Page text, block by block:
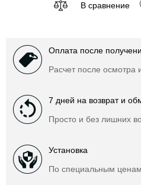
В сравнение
Оплата после
Расчет после осмотра
7 дней на возврат и
Просто и без лишних
Установка
По специальным